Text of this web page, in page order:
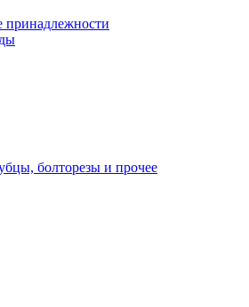
принадлежности
болторезы и прочее